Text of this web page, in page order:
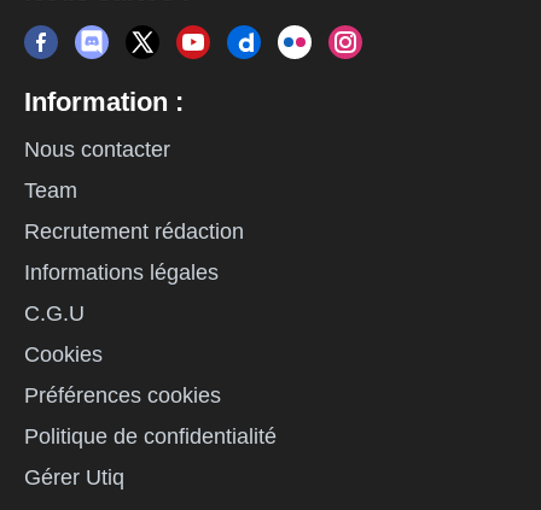
Information :
Nous contacter
Team
Recrutement rédaction
Informations légales
C.G.U
Cookies
Préférences cookies
Politique de confidentialité
Gérer Utiq